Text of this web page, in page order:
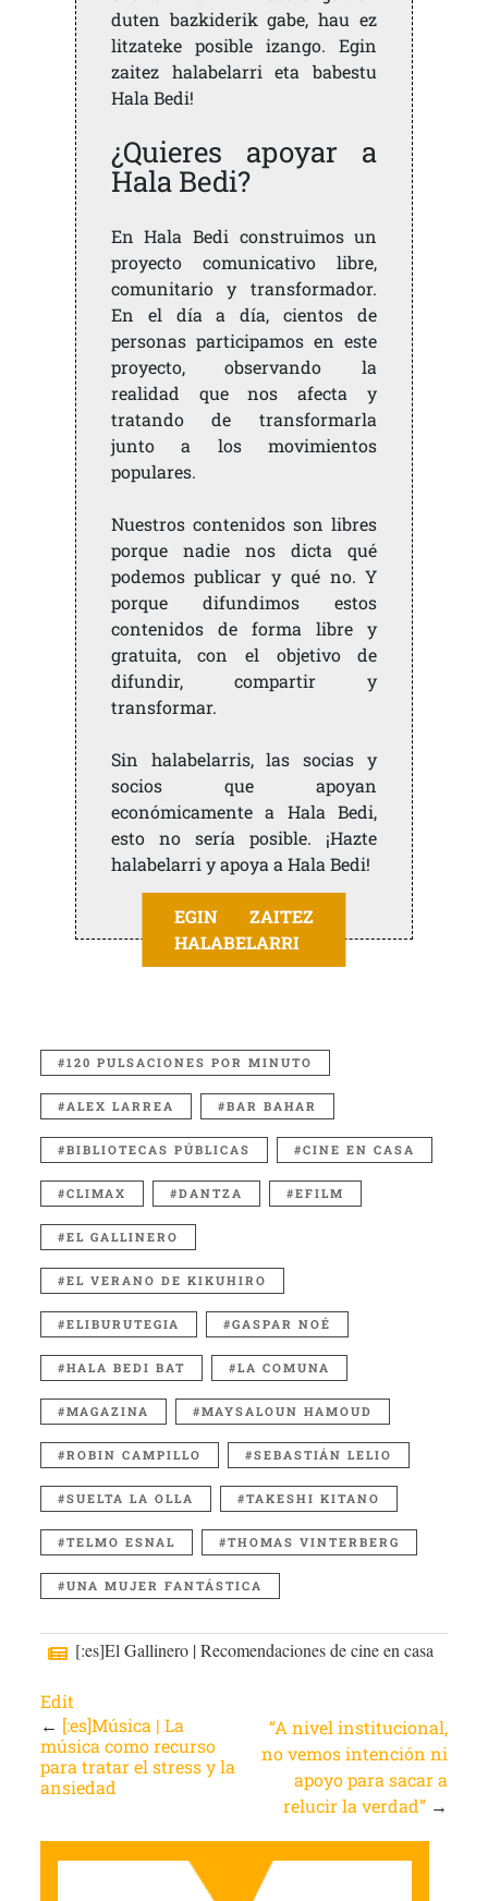
duten bazkiderik gabe, hau ez
litzateke posible izango. Egin
zaitez halabelarri eta babestu
Hala Bedi!
¿Quieres apoyar a
Hala Bedi?
En Hala Bedi construimos un
proyecto comunicativo libre,
comunitario y transformador.
En el día a día, cientos de
personas participamos en este
proyecto, observando la
realidad que nos afecta y
tratando de transformarla
junto a los movimientos
populares.
Nuestros contenidos son libres
porque nadie nos dicta qué
podemos publicar y qué no. Y
porque difundimos estos
contenidos de forma libre y
gratuita, con el objetivo de
difundir, compartir y
transformar.
Sin halabelarris, las socias y
socios que apoyan
económicamente a Hala Bedi,
esto no sería posible. ¡Hazte
halabelarri y apoya a Hala Bedi!
EGIN ZAITEZ
HALABELARRI
120 PULSACIONES POR MINUTO
ALEX LARREA BAR BAHAR
BIBLIOTECAS PÚBLICAS CINE EN CASA
CLIMAX DANTZA EFILM
EL GALLINERO
EL VERANO DE KIKUHIRO
ELIBURUTEGIA GASPAR NOÉ
HALA BEDI BAT LA COMUNA
MAGAZINA MAYSALOUN HAMOUD
ROBIN CAMPILLO SEBASTIÁN LELIO
SUELTA LA OLLA TAKESHI KITANO
TELMO ESNAL THOMAS VINTERBERG
UNA MUJER FANTÁSTICA
[:es]El Gallinero | Recomendaciones de cine en casa
Edit
← [:es]Música | La
música como recurso
para tratar el stress y la
ansiedad
“A nivel institucional,
no vemos intención ni
apoyo para sacar a
relucir la verdad” →